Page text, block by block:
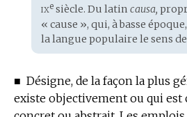
Étymologie
:
ixesiècle. Du latin causa,
« cause », qui, à basse
la langue populaire le sens de
■ Désigne, de la façon la plus
existe objectivement ou qui est